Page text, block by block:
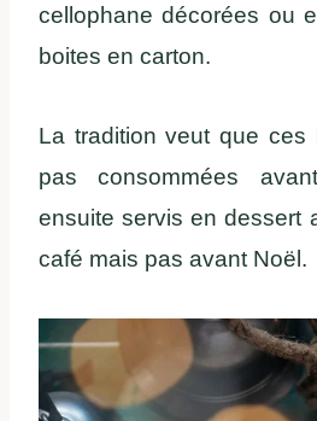
cellophane décorées ou
boites en carton.
La tradition veut que ces
pas consommées
ensuite servis en dessert
café mais pas avant Noël.